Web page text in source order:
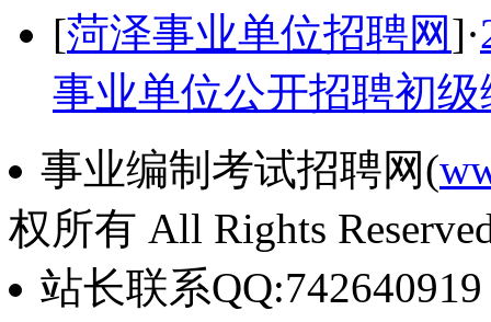
[菏泽事业单位招聘网]·
事业单位公开招聘初
事业编制考试招聘网(
权所有 All Rights
站长联系